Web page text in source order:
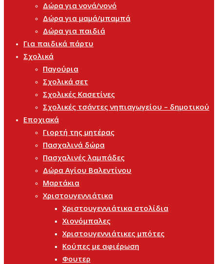
Δώρα για νονά/νονό
Δώρα για μαμά/μπαμπά
Δώρα για παιδιά
Για παιδικά πάρτυ
Σχολικά
Παγούρια
Σχολικά σετ
Σχολικές Κασετίνες
Σχολικές τσάντες νηπιαγωγείου – δημοτικού
Εποχιακά
Γιορτή της μητέρας
Πασχαλινά δώρα
Πασχαλινές λαμπάδες
Δώρα Αγίου Βαλεντίνου
Μαρτάκια
Χριστουγεννιάτικα
Χριστουγεννιάτικα στολίδια
Χιονόμπαλες
Χριστουγεννιάτικες μπότες
Κούπες με αφιέρωση
Φουτερ